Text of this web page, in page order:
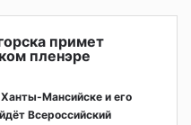
примет
пленэре
Мансийске и его
Всероссийский